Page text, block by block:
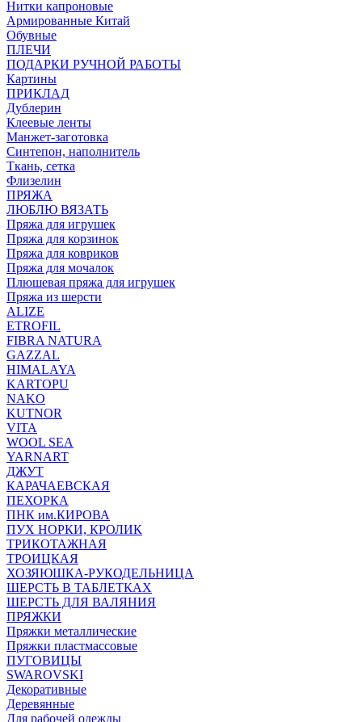
Нитки капроновые
Армированные Китай
Обувные
ПЛЕЧИ
ПОДАРКИ РУЧНОЙ РАБОТЫ
Картины
ПРИКЛАД
Дублерин
Клеевые ленты
Манжет-заготовка
Синтепон, наполнитель
Ткань, сетка
Флизелин
ПРЯЖА
ЛЮБЛЮ ВЯЗАТЬ
Пряжа для игрушек
Пряжа для корзинок
Пряжа для ковриков
Пряжа для мочалок
Плюшевая пряжа для игрушек
Пряжа из шерсти
ALIZE
ETROFIL
FIBRA NATURA
GAZZAL
HIMALAYA
KARTOPU
NAKO
KUTNOR
VITA
WOOL SEA
YARNART
ДЖУТ
КАРАЧАЕВСКАЯ
ПЕХОРКА
ПНК им.КИРОВА
ПУХ НОРКИ, КРОЛИК
ТРИКОТАЖНАЯ
ТРОИЦКАЯ
ХОЗЯЮШКА-РУКОДЕЛЬНИЦА
ШЕРСТЬ В ТАБЛЕТКАХ
ШЕРСТЬ ДЛЯ ВАЛЯНИЯ
ПРЯЖКИ
Пряжки металлические
Пряжки пластмассовые
ПУГОВИЦЫ
SWAROVSKI
Декоративные
Деревянные
Для рабочей одежды